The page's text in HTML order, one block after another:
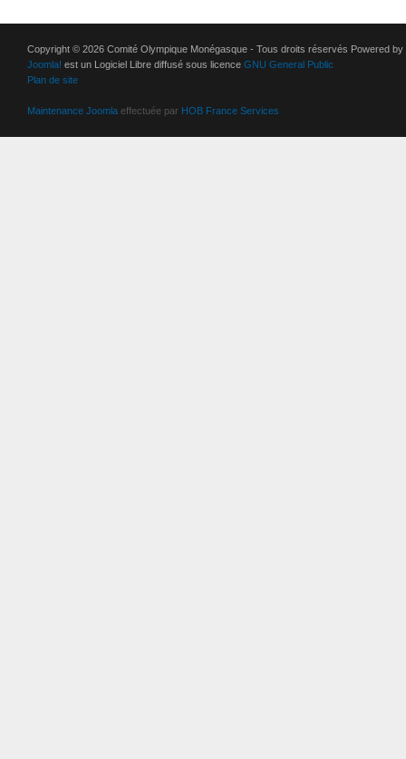
Copyright © 2026 Comité Olympique Monégasque - Tous droits réservés Powered by
Joomla! est un Logiciel Libre diffusé sous licence GNU General Public
Plan de site
Maintenance Joomla effectuée par HOB France Services